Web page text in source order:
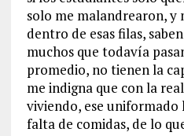
solo me malandrearon, y
dentro de esas filas,
muchos que todavía
promedio, no tienen la
me indigna que con la
viviendo, ese uniformado
falta de comidas, de lo